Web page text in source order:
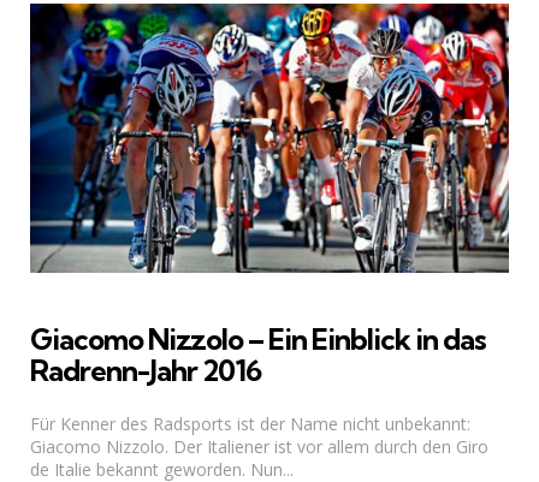
Giacomo Nizzolo – Ein Einblick in das
Radrenn-Jahr 2016
Für Kenner des Radsports ist der Name nicht unbekannt:
Giacomo Nizzolo. Der Italiener ist vor allem durch den Giro
de Italie bekannt geworden. Nun...